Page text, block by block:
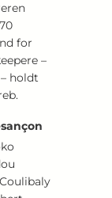
for
–
holdt